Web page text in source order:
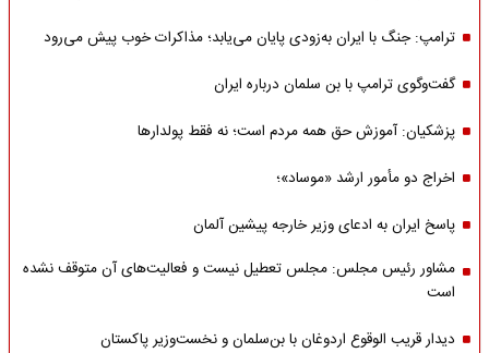
ترامپ: جنگ با ایران به‌زودی پایان می‌یابد؛ مذاکرات خوب پیش می‌رود
گفت‌وگوی ترامپ با بن سلمان درباره ایران
پزشکیان: آموزش حق همه مردم است؛ نه فقط پولدارها
اخراج دو مأمور ارشد «موساد»؛
پاسخ ایران به ادعای وزیر خارجه پیشین آلمان
مشاور رئیس مجلس: مجلس تعطیل نیست و فعالیت‌های آن متوقف نشده
است
دیدار قریب الوقوع اردوغان با بن‌سلمان و نخست‌وزیر پاکستان